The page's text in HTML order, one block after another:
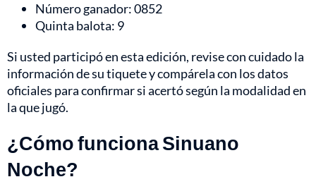
Número ganador: 0852
Quinta balota: 9
Si usted participó en esta edición, revise con cuidado la
información de su tiquete y compárela con los datos
oficiales para confirmar si acertó según la modalidad en
la que jugó.
¿Cómo funciona Sinuano
Noche?